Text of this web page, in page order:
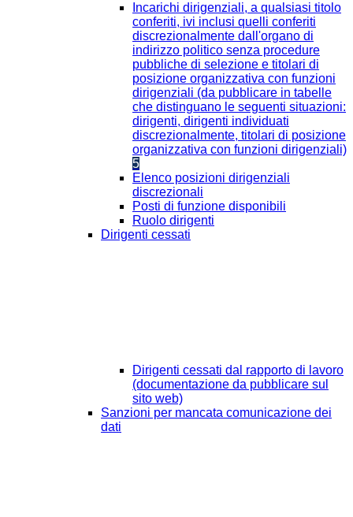
Incarichi dirigenziali, a qualsiasi titolo
conferiti, ivi inclusi quelli conferiti
discrezionalmente dall'organo di
indirizzo politico senza procedure
pubbliche di selezione e titolari di
posizione organizzativa con funzioni
dirigenziali (da pubblicare in tabelle
che distinguano le seguenti situazioni:
dirigenti, dirigenti individuati
discrezionalmente, titolari di posizione
organizzativa con funzioni dirigenziali)
5
Elenco posizioni dirigenziali
discrezionali
Posti di funzione disponibili
Ruolo dirigenti
Dirigenti cessati
Dirigenti cessati dal rapporto di lavoro
(documentazione da pubblicare sul
sito web)
Sanzioni per mancata comunicazione dei
dati